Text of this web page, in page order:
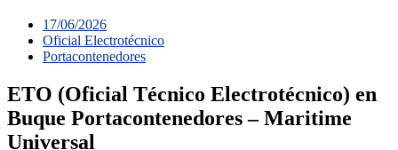
17/06/2026
Oficial Electrotécnico
Portacontenedores
ETO (Oficial Técnico Electrotécnico) en
Buque Portacontenedores – Maritime
Universal